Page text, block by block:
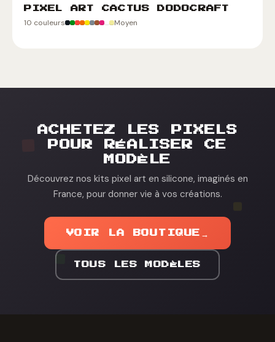
PIXEL ART CACTUS DODOCRAFT
10 couleurs Moyen
ACHETEZ LES PIXELS
POUR RÉALISER CE
MODÈLE
Découvrez nos kits pixel art en silicone, imaginés en
France, pour donner vie à vos créations.
VOIR LA BOUTIQUE →
TOUS LES MODÈLES